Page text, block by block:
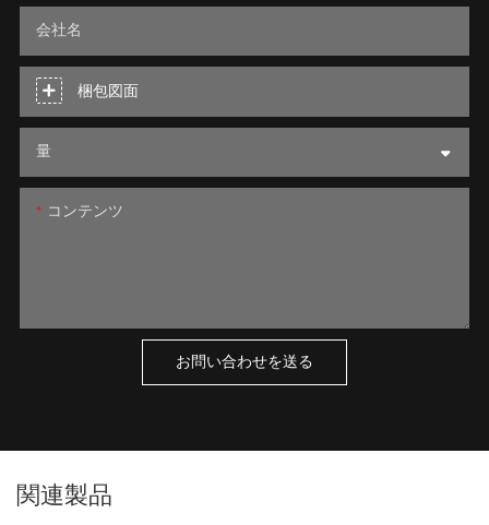
会社名
梱包図面
量
コンテンツ
お問い合わせを送る
関連製品